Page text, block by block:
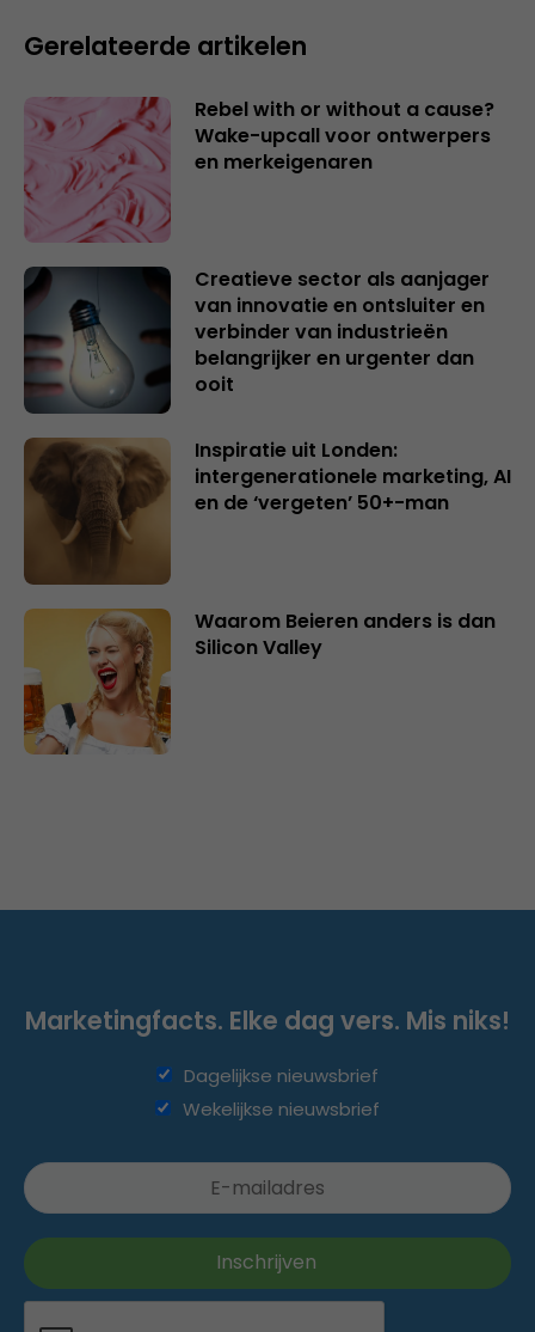
Gerelateerde artikelen
Rebel with or without a cause?
Wake-upcall voor ontwerpers
en merkeigenaren
Creatieve sector als aanjager
van innovatie en ontsluiter en
verbinder van industrieën
belangrijker en urgenter dan
ooit
Inspiratie uit Londen:
intergenerationele marketing, AI
en de ‘vergeten’ 50+-man
Waarom Beieren anders is dan
Silicon Valley
Marketingfacts. Elke dag vers. Mis niks!
Dagelijkse nieuwsbrief
Wekelijkse nieuwsbrief